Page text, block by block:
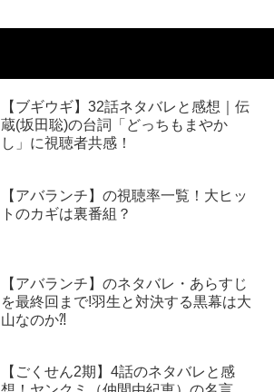
【ブギウギ】32話ネタバレと感想｜伝
蔵(坂田聡)の台詞「どっちもまやか
し」に視聴者共感！
【アバランチ】の視聴率一覧！大ヒッ
トのカギは裏番組？
【アバランチ】のネタバレ・あらすじ
を最終回まで!羽生と対決する黒幕は大
山なのか⁈
【ごくせん2期】4話のネタバレと感